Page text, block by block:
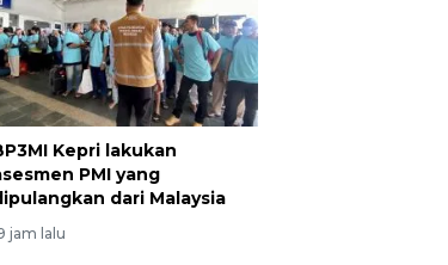
Kepri lakukan
PMI yang
dari Malaysia
jam lalu